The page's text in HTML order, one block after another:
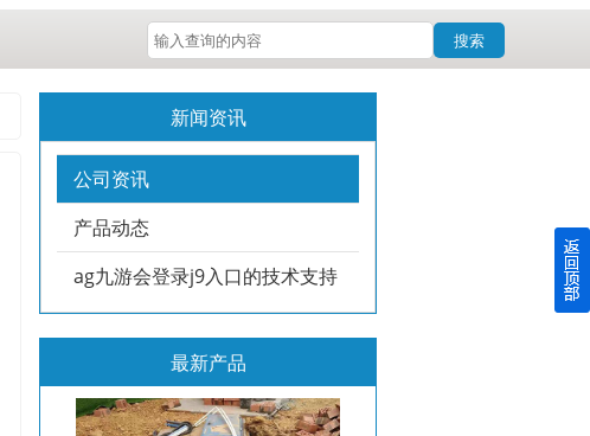
搜索
新闻资讯
公司资讯
产品动态
ag九游会登录j9入口的技术支持
最新产品